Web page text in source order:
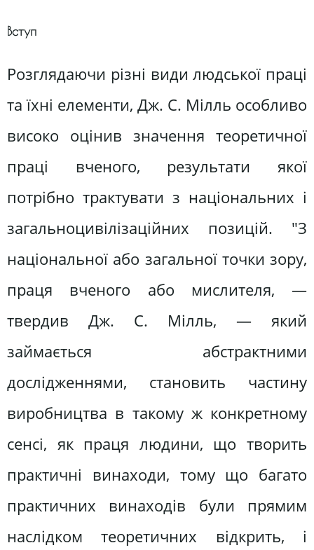
Вступ
Розглядаючи різні види людської праці
та їхні елементи, Дж. С. Мілль особливо
високо оцінив значення теоретичної
праці вченого, результати якої
потрібно трактувати з національних і
загальноцивілізаційних позицій. "З
національної або загальної точки зору,
праця вченого або мислителя, —
твердив Дж. С. Мілль, — який
займається абстрактними
дослідженнями, становить частину
виробництва в такому ж конкретному
сенсі, як праця людини, що творить
практичні винаходи, тому що багато
практичних винаходів були прямим
наслідком теоретичних відкрить, і